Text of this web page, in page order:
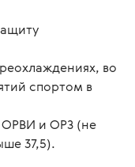
во
спортом в
ОРВИ и ОРЗ (не
37,5).